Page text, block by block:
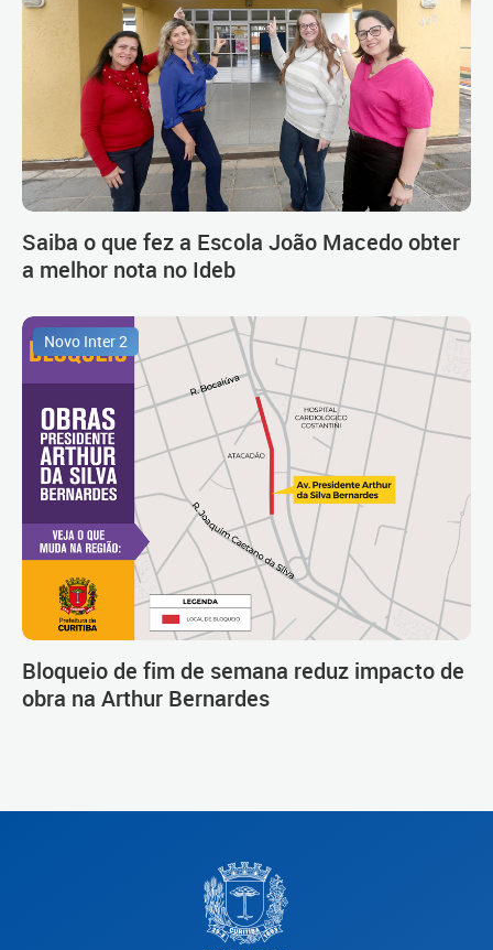
Saiba o que fez a Escola João Macedo obter
a melhor nota no Ideb
Novo Inter 2
Bloqueio de fim de semana reduz impacto de
obra na Arthur Bernardes